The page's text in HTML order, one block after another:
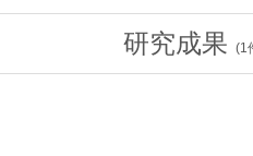
研究成果 (1